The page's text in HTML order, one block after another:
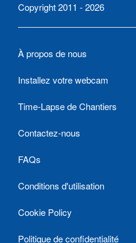
Copyright 2011 - 2026
À propos de nous
Installez votre webcam
Time-Lapse de Chantiers
Contactez-nous
FAQs
Conditions d'utilisation
Cookie Policy
Politique de confidentialité